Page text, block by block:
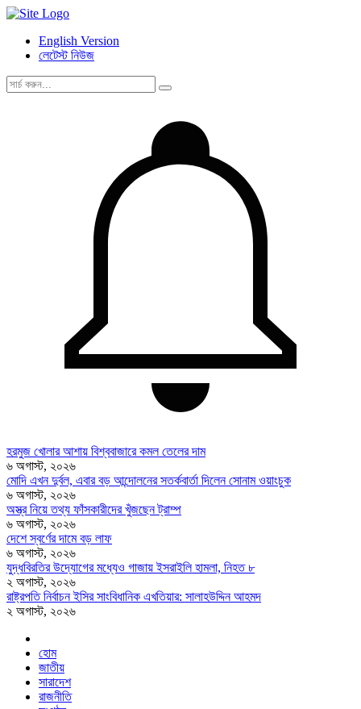
English Version
লেটেস্ট নিউজ
হরমুজ খোলার আশায় বিশ্ববাজারে কমল তেলের দাম
৬ অগাস্ট, ২০২৬
মোদি এখন দুর্বল, এবার বড় আন্দোলনের সতর্কবার্তা দিলেন সোনাম ওয়াংচুক
৬ অগাস্ট, ২০২৬
অস্ত্র নিয়ে তথ্য ফাঁসকারীদের খুঁজছেন ট্রাম্প
৬ অগাস্ট, ২০২৬
দেশে স্বর্ণের দামে বড় লাফ
৬ অগাস্ট, ২০২৬
যুদ্ধবিরতির উদ্যোগের মধ্যেও গাজায় ইসরাইলি হামলা, নিহত ৮
২ অগাস্ট, ২০২৬
রাষ্ট্রপতি নির্বাচন ইসির সাংবিধানিক এখতিয়ার: সালাহউদ্দিন আহমদ
২ অগাস্ট, ২০২৬
হোম
জাতীয়
সারাদেশ
রাজনীতি